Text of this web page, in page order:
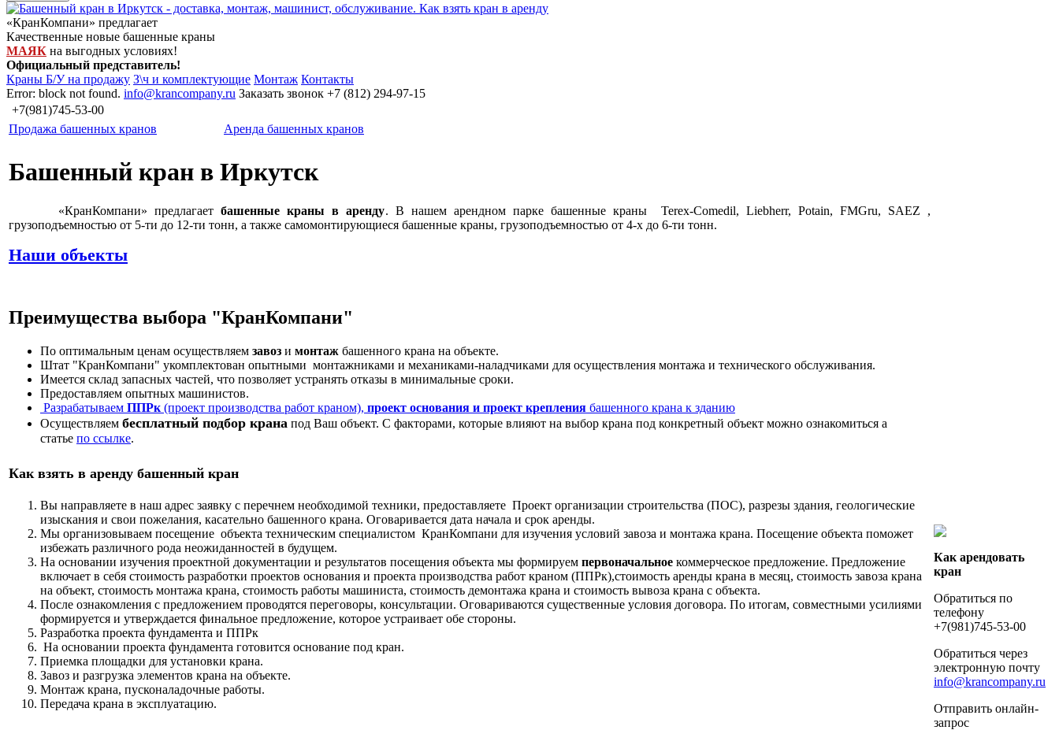
«КранКомпани» предлагает
Качественные новые башенные краны
МАЯК на выгодных условиях!
Официальный представитель!
Краны Б/У на продажу З\ч и комплектующие Монтаж Контакты
Error: block not found. info@krancompany.ru Заказать звонок +7 (812) 294-97-15
+7(981)745-53-00
Продажа башенных кранов
Аренда башенных кранов
Башенный кран в Иркутск
«КранКомпани» предлагаетбашенные краны в аренду. В нашем арендном парке башенные краны Terex-Comedil, Liebherr, Potain, FMGru, SAEZ ,
грузоподъемностью от 5-ти до 12-ти тонн, а также самомонтирующиеся башенные краны, грузоподъемностью от 4-х до 6-ти тонн.
Наши объекты
Преимущества выбора "КранКомпани"
По оптимальным ценам осуществляем завоз и монтаж башенного крана на объекте.
Штат "КранКомпани" укомплектован опытными монтажниками и механиками-наладчиками для осуществления монтажа и технического обслуживания.
Имеется склад запасных частей, что позволяет устранять отказы в минимальные сроки.
Предоставляем опытных машинистов.
Разрабатываем ППРк (проект производства работ краном), проект основания и проект крепления башенного крана к зданию
Осуществляем бесплатный подбор крана под Ваш объект. С факторами, которые влияют на выбор крана под конкретный объект можно ознакомиться а
статье по ссылке.
Как взять в аренду башенный кран
Вы направляете в наш адрес заявку с перечнем необходимой техники, предоставляете Проект организации строительства (ПОС), разрезы здания, геологические
изыскания и свои пожелания, касательно башенного крана. Оговаривается дата начала и срок аренды.
Мы организовываем посещение объекта техническим специалистом КранКомпани для изучения условий завоза и монтажа крана. Посещение объекта поможет
избежать различного рода неожиданностей в будущем.
На основании изучения проектной документации и результатов посещения объекта мы формируем первоначальное коммерческое предложение. Предложение
включает в себя стоимость разработки проектов основания и проекта производства работ краном (ППРк),стоимость аренды крана в месяц, стоимость завоза крана
на объект, стоимость монтажа крана, стоимость работы машиниста, стоимость демонтажа крана и стоимость вывоза крана с объекта.
После ознакомления с предложением проводятся переговоры, консультации. Оговариваются существенные условия договора. По итогам, совместными усилиями
формируется и утверждается финальное предложение, которое устраивает обе стороны.
Разработка проекта фундамента и ППРк
На основании проекта фундамента готовится основание под кран.
Приемка площадки для установки крана.
Завоз и разгрузка элементов крана на объекте.
Монтаж крана, пусконаладочные работы.
Передача крана в эксплуатацию.
Как арендовать
кран
Обратиться по
телефону
+7(981)745-53-00
Обратиться через
электронную почту
info@krancompany.ru
Отправить онлайн-
запрос